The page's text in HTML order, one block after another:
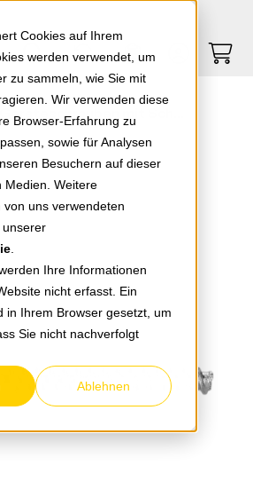
Cookies auf Ihrem
werden verwendet, um
zu sammeln, wie Sie mit
Wir verwenden diese
Browser-Erfahrung zu
sowie für Analysen
Besuchern auf dieser
Medien. Weitere
uns verwendeten
unserer
Ihre Informationen
nicht erfasst. Ein
in Ihrem Browser gesetzt, um
Sie nicht nachverfolgt
Ablehnen
Springe zum Footer
0